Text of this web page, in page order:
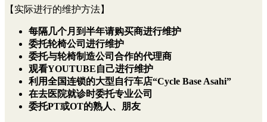
【实际进行的维护方法】
每隔几个月到半年请购买商进行维护
委托轮椅公司进行维护
委托与轮椅制造公司合作的代理商
观看YOUTUBE自己进行维护
利用全国连锁的大型自行车店“Cycle Base Asahi”
在去医院就诊时委托专业公司
委托PT或OT的熟人、朋友